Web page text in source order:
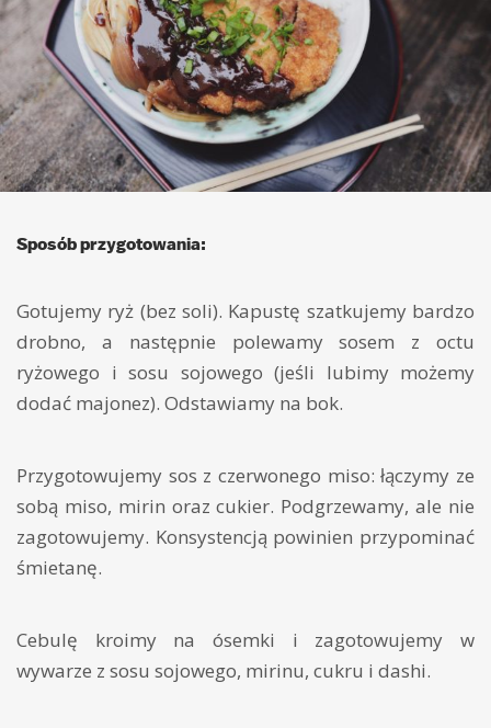
Sposób przygotowania:
Gotujemy ryż (bez soli). Kapustę szatkujemy bardzo
drobno, a następnie polewamy sosem z octu
ryżowego i sosu sojowego (jeśli lubimy możemy
dodać majonez). Odstawiamy na bok.
Przygotowujemy sos z czerwonego miso: łączymy ze
sobą miso, mirin oraz cukier. Podgrzewamy, ale nie
zagotowujemy. Konsystencją powinien przypominać
śmietanę.
Cebulę kroimy na ósemki i zagotowujemy w
wywarze z sosu sojowego, mirinu, cukru i dashi.